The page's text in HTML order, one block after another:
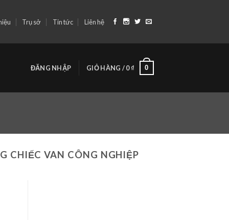
Trụ sở Tin tức Liên hệ
ĐĂNG NHẬP GIỎ HÀNG /0₫ 0
CHIẾC VAN CÔNG NGHIỆP